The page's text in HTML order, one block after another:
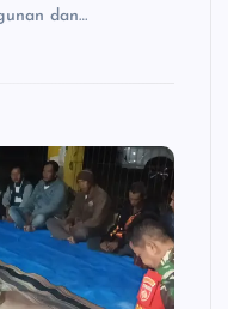
dan…